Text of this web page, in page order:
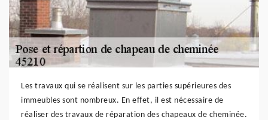
Les travaux qui se réalisent sur les parties supérieures des
immeubles sont nombreux. En effet, il est nécessaire de
réaliser des travaux de réparation des chapeaux de cheminée.